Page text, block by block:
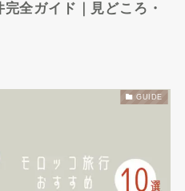
全ガイド｜見どころ・
GUIDE